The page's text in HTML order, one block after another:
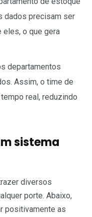
dados precisam ser
eles, o que gera
departamentos
Assim, o time de
real, reduzindo
sistema
diversos
porte. Abaixo,
positivamente as